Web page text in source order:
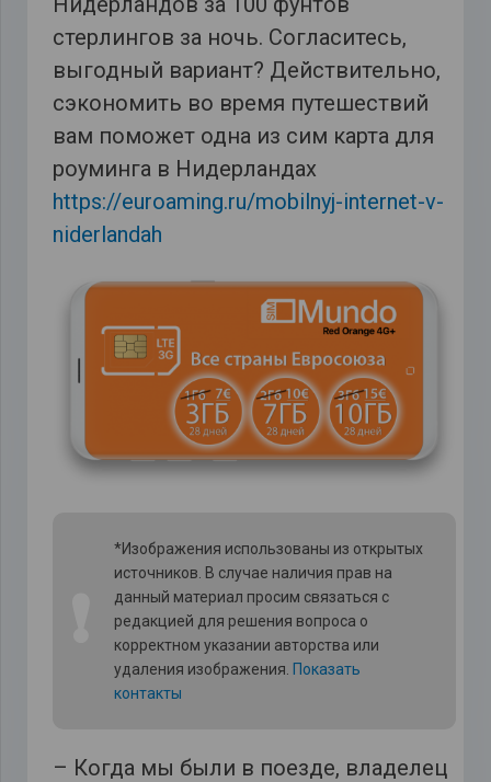
стерлингов за ночь. Согласитесь,
выгодный вариант? Действительно,
сэкономить во время путешествий
вам поможет одна из сим карта для
роуминга в Нидерландах
https://euroaming.ru/mobilnyj-internet-v-
niderlandah
*Изображения использованы из открытых
источников. В случае наличия прав на
данный материал просим связаться с
редакцией для решения вопроса о
корректном указании авторства или
удаления изображения. Показать
контакты
– Когда мы были в поезде, владелец